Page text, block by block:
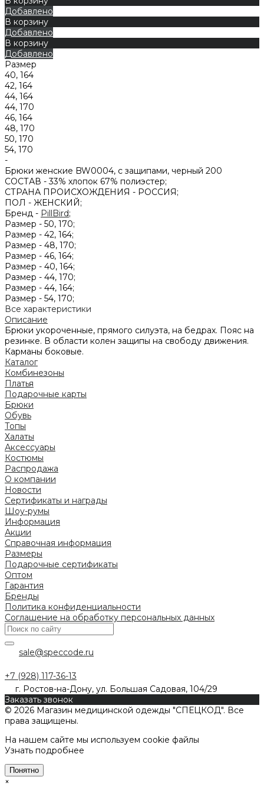
Добавлено
В корзину
Добавлено
В корзину
Добавлено
Размер
40, 164
42, 164
44, 164
44, 170
46, 164
48, 170
50, 170
54, 170
-
Брюки женские BW0004, с защипами, черный 200
СОСТАВ -33% хлопок 67% полиэстер;
СТРАНА ПРОИСХОЖДЕНИЯ - РОССИЯ;
ПОЛ - ЖЕНСКИЙ;
Бренд - PillBird;
Размер - 50, 170;
Размер - 42, 164;
Размер - 48, 170;
Размер - 46, 164;
Размер - 40, 164;
Размер - 44, 170;
Размер - 44, 164;
Размер - 54, 170;
Все характеристики
Описание
Брюки укороченные, прямого силуэта, на бедрах. Пояс на
резинке. В области колен защипы на свободу движения.
Карманы боковые.
Каталог
Комбинезоны
Платья
Подарочные карты
Брюки
Обувь
Топы
Халаты
Аксессуары
Костюмы
Распродажа
О компании
Новости
Сертификаты и награды
Шоу-румы
Информация
Акции
Справочная информация
Размеры
Подарочные сертификаты
Оптом
Гарантия
Бренды
Политика конфиденциальности
Соглашение на обработку персональных данных
sale@speccode.ru
+7 (928) 117-36-13
г. Ростов-на-Дону, ул. Большая Садовая, 104/29
Заказать звонок
© 2026 Магазин медицинской одежды "СПЕЦКОД". Все
права защищены.
На нашем сайте мы используем cookie файлы
Узнать подробнее
Понятно
×